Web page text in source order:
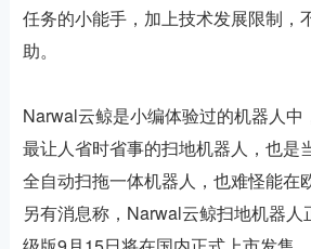
任务的小能手，加上技术发展限制，
助。
Narwal云鲸是小编体验过的机器人中
最让人省时省事的扫地机器人，也是
全自动扫拖一体机器人，也难怪能在
另有消息称，Narwal云鲸扫地机器